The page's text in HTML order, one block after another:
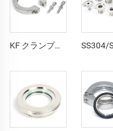
KF クランプリング FL マッシブ SS304 ステンレス鋼真空継手 KF16/KF25/KF40/KF50 高性能クイッククランプ NW16/NW25/NW40/NW50